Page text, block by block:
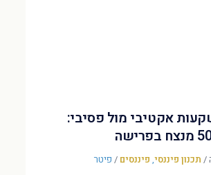
אקטיבי מול פסיבי:
/ תכנון פיננסי, פיננסים / פיטר